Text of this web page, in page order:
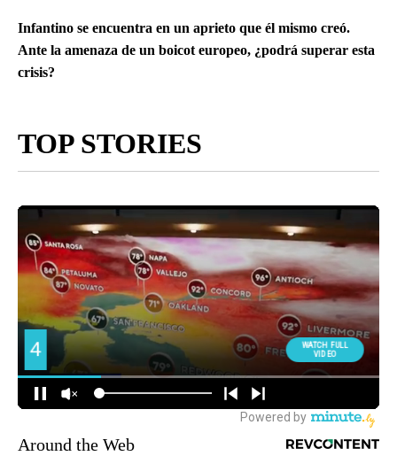
Infantino se encuentra en un aprieto que él mismo creó.
Ante la amenaza de un boicot europeo, ¿podrá superar esta
crisis?
TOP STORIES
Around the Web